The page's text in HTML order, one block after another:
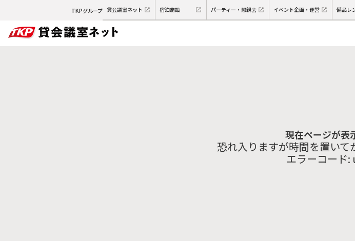
TKPグループ 貸会議室ネット 宿泊施設 パーティー・懇親会 イベント企画・運営 備品レ
現在ページが表
恐れ入りますが時間を置いて
エラーコード: